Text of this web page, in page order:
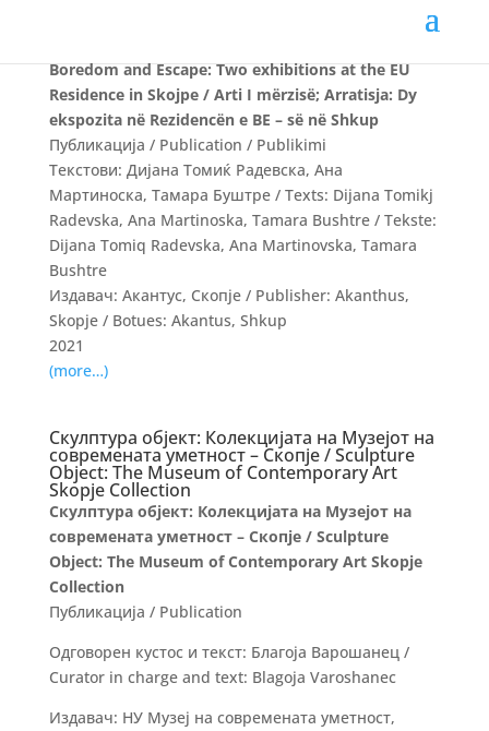
Уметноста на досадата и Бегство: Две изложби
Boredom and Escape: Two exhibitions at the EU
Residence in Skojpe / Arti I mërzisë; Arratisja: Dy
ekspozita në Rezidencën e BE – së në Shkup
Публикација / Publication / Publikimi
Текстови: Дијана Томиќ Радевска, Ана
Мартиноска, Тамара Буштре / Texts: Dijana Tomikj
Radevska, Ana Martinoska, Tamara Bushtre / Tekste:
Dijana Tomiq Radevska, Ana Martinovska, Tamara
Bushtre
Издавач: Акантус, Скопје / Publisher: Akanthus,
Skopje / Botues: Akantus, Shkup
2021
(more…)
Скулптура објект: Колекцијата на Музејот на
современата уметност – Скопје / Sculpture
Object: The Museum of Contemporary Art
Skopje Collection
Скулптура објект: Колекцијата на Музејот на
современата уметност – Скопје / Sculpture
Object: The Museum of Contemporary Art Skopje
Collection
Публикација / Publication
Одговорен кустос и текст: Благоја Варошанец /
Curator in charge and text: Blagoja Varoshanec
Издавач: НУ Музеј на современата уметност,